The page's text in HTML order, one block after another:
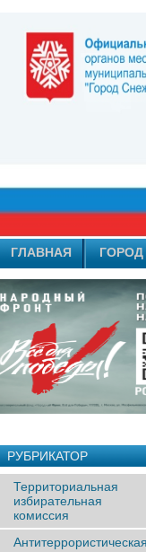
ГЛАВНАЯ ГОРОД
РУБРИКАТОР
Территориальная
избирательная
комиссия
Антитеррористическая